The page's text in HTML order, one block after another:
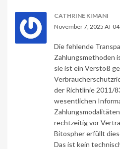
CATHRINE KIMANI
November 7, 2025 AT
Die fehlende
Zahlungsmethoden
sie ist ein Verstoß
der Richtlinie 2011/
wesentlichen
rechtzeitig vor
Bitospher erfüllt
Das ist kein